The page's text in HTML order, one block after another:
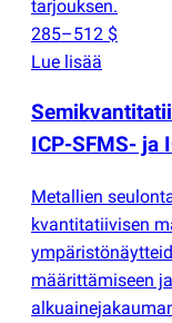
tarjouksen.
285–512 $
Lue lisää
ICP-SFMS- ja
Metallien
kvantitatiivisen
määrittämiseen